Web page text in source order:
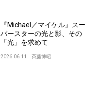
『Michael／マイケル』スー
パースターの光と影、その
「光」を求めて
2026.06.11 斉藤博昭